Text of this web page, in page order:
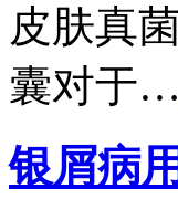
皮肤真
囊对于…
银屑病